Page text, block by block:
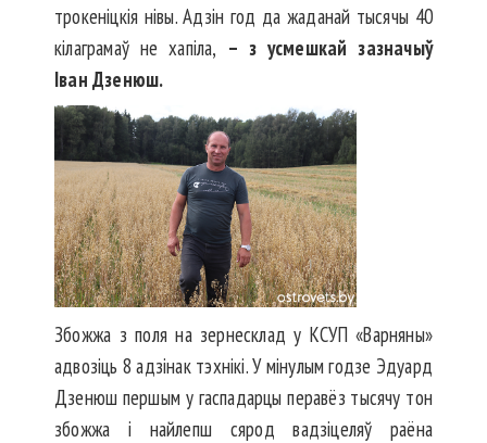
троке­ніцкія нівы. Адзін год да жаданай тысячы 40
кілаграмаў не хапіла, – з усмешкай зазначыў
Іван Дзенюш.
Збожжа з поля на зернесклад у КСУП «Варняны»
адвозіць 8 адзінак тэхнікі. У мінулым го­дзе Эдуард
Дзенюш першым у гаспадарцы перавёз тысячу тон
збожжа і найлепш сярод вадзі­целяў раёна